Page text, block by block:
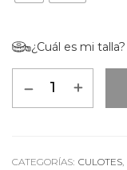
¿Cuál es mi talla?
CATEGORÍAS: CULOTES,